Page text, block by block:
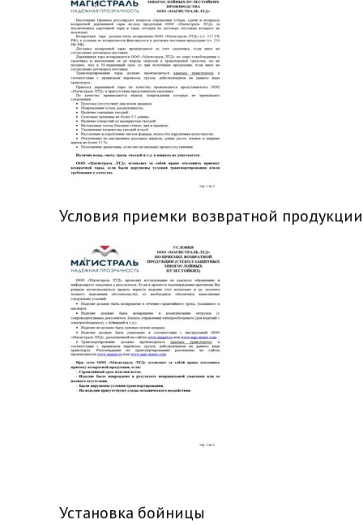
Условия приемки возвратной продукции
Установка бойницы